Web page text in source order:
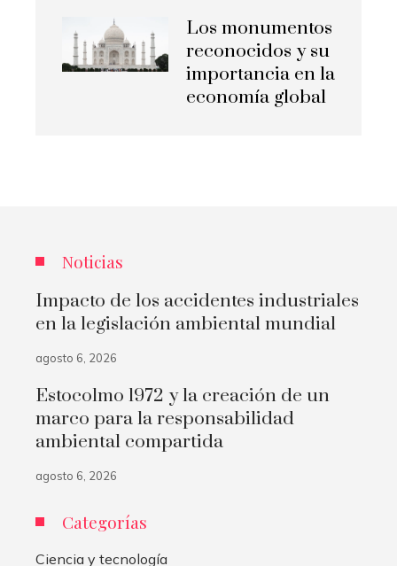
Los monumentos
reconocidos y su
importancia en la
economía global
Noticias
Impacto de los accidentes industriales
en la legislación ambiental mundial
agosto 6, 2026
Estocolmo 1972 y la creación de un
marco para la responsabilidad
ambiental compartida
agosto 6, 2026
Categorías
Ciencia y tecnología